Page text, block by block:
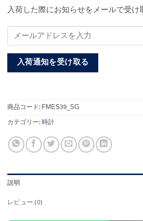
入荷した際にお知らせをメールで受け
入荷通知を受け取る
商品コード:FMES39_SG
カテゴリー:時計
説明
レビュー (0)